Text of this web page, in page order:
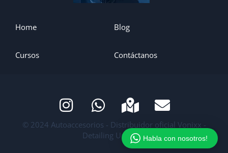
Home Blog
Cursos Contáctanos
© 2024 Autoaccesorios - Distribuidor oficial Vonixx -
Detailing UruguayHabla con nosotros!